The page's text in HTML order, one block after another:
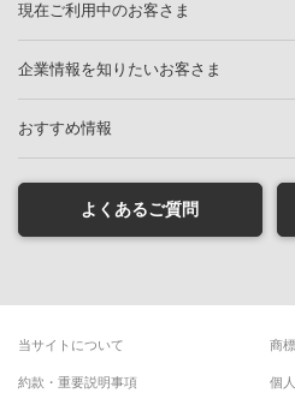
現在ご利用中のお客さま
企業情報を知りたいお客さま
おすすめ情報
よくあるご質問
当サイトについて 商
約款・重要説明事項 個